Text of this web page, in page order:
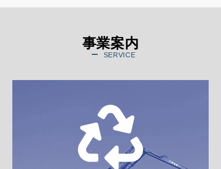
事業案内
SERVICE